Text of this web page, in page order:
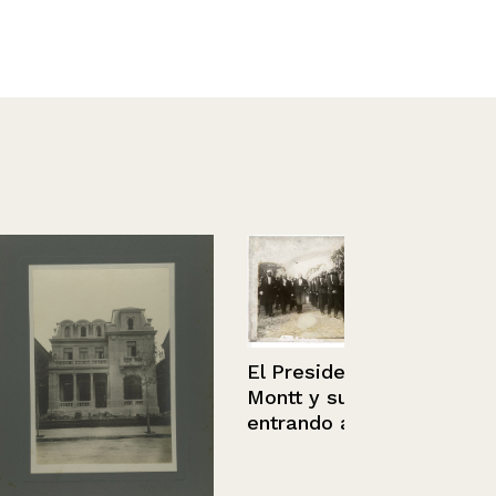
El Presidente Pedro
Montt y su comitiva
entrando a La Moneda